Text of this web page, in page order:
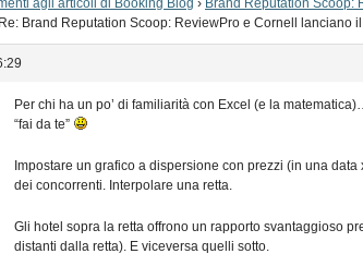
agli articoli di Booking Blog › Brand Reputation Scoop:
Re: Brand Reputation Scoop: ReviewPro e Cornell lanciano
Per chi ha un po’ di familiarità con Excel (e la
“fai da te”
Impostare un grafico a dispersione con prezzi (in una
dei concorrenti. Interpolare una retta.
Gli hotel sopra la retta offrono un rapporto svantaggioso
distanti dalla retta). E viceversa quelli sotto.